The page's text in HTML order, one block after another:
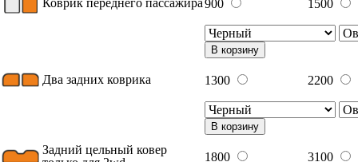
Коврик переднего пассажира900 1500
В корзину
Два задних коврика 1300 2200
В корзину
Задний цельный ковер
1800 3100